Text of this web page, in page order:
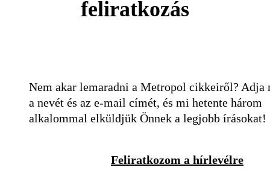
feliratkozás
Nem akar lemaradni a Metropol cikkeiről? Adja
a nevét és az e-mail címét, és mi hetente három
alkalommal elküldjük Önnek a legjobb írásokat!
Feliratkozom a hírlevélre